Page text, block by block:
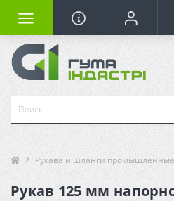
Рукава и шланги промышленные
Рукав 125 мм